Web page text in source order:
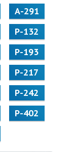
А-291
Р-132
Р-193
Р-217
Р-242
Р-402